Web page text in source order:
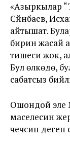
«Азыркылар
Сүйүнбаев,
айтышат.
бирин жасай
тишеси жок,
Бул өлкөдө,
сабатсыз
Ошондой эле
маселесин
чечсин